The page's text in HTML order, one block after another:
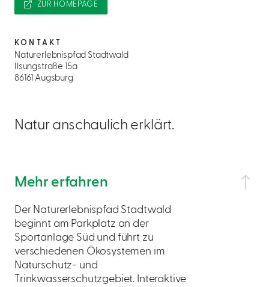
Natur anschaulich erklärt.
Mehr erfahren
Der Naturerlebnispfad Stadtwald
beginnt am Parkplatz an der
Sportanlage Süd und führt zu
verschiedenen Ökosystemen im
Naturschutz- und
Trinkwasserschutzgebiet. Interaktive
ZUR HOMEPAGE
KONTAKT
Naturerlebnispfad Stadtwald
Ilsungstraße 15a
86161 Augsburg